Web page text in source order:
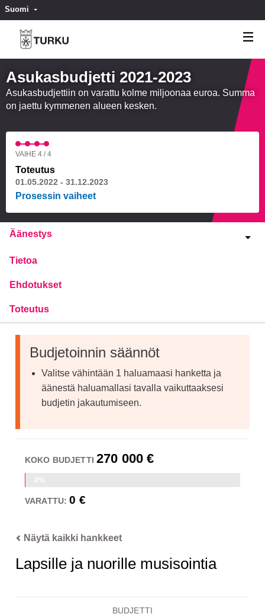
Suomi Valitse kieli
Asukasbudjetti 2021-2023
Asukasbudjettiin on varattu kolme miljoonaa euroa. Summa
on jaettu kymmenen alueen kesken.
VAIHE 4 / 4
Toteutus
01.05.2022 - 31.12.2023
Prosessin vaiheet
Äänestys
Tietoa
Ehdotukset
Toteutus
Budjetoinnin säännöt
Valitse vähintään 1 haluamaasi hanketta ja
äänestä haluamallasi tavalla vaikuttaaksesi
budjetin jakautumiseen.
KOKO BUDJETTI270 000 €
VARATTU:0 €
Näytä kaikki hankkeet
Lapsille ja nuorille musisointia
BUDJETTI